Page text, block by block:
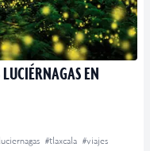
EN
#tlaxcala #viajes